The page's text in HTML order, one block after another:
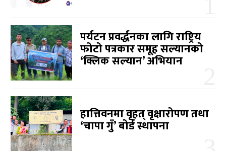
पर्यटन प्रवर्द्धनका लागि राष्ट्रिय
फोटो पत्रकार समूह सल्यानको
‘क्लिक सल्यान’ अभियान
हात्तिवनमा वृहत् वृक्षारोपण तथा
‘चापा गुँ’ बोर्ड स्थापना